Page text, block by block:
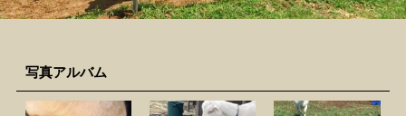
写真アルバム